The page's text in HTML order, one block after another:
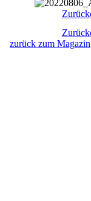
Zurück
Zurück
zurück zum Magazin